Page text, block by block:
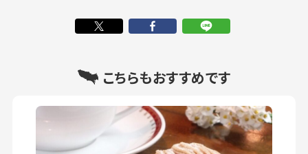
こちらもおすすめです